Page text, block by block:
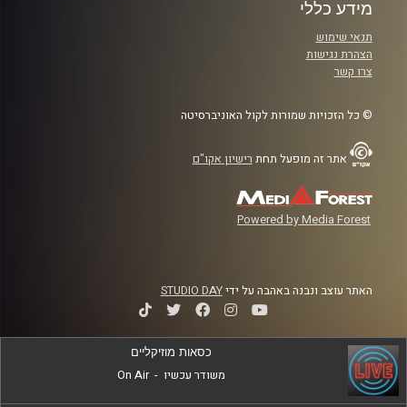
מידע כללי
תנאי שימוש
הצהרת נגישות
צרו קשר
© כל הזכויות שמורות לקול האוניברסיטה
אתר זה מופעל תחת רישיון אקו"ם
Powered by Media Forest
האתר עוצב ונבנה באהבה על ידיSTUDIO DAY
כסאות מוזיקליים
משודר עכשיו -
On Air